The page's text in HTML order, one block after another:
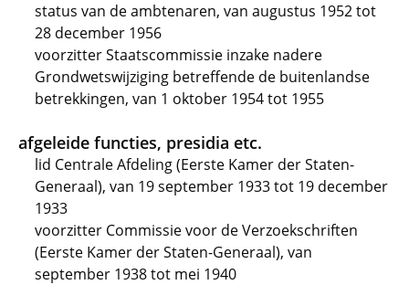
status van de ambtenaren, van augustus 1952 tot
28 december 1956
voorzitter Staatscommissie inzake nadere
Grondwetswijziging betreffende de buitenlandse
betrekkingen, van 1 oktober 1954 tot 1955
afgeleide functies, presidia etc.
lid Centrale Afdeling (Eerste Kamer der Staten-
Generaal), van 19 september 1933 tot 19 december
1933
voorzitter Commissie voor de Verzoekschriften
(Eerste Kamer der Staten-Generaal), van
september 1938 tot mei 1940